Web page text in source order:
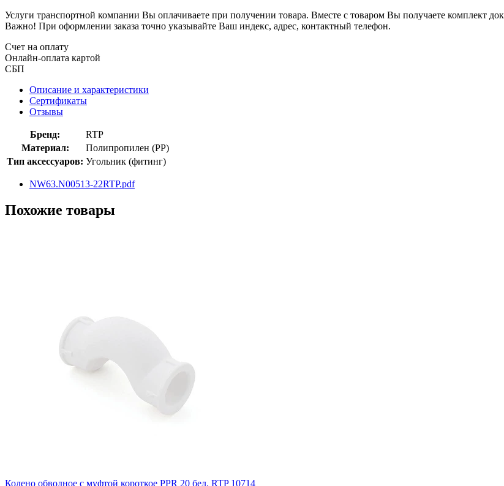
Услуги транспортной компании Вы оплачиваете при получении товара. Вместе с товаром Вы получаете комплект
Важно! При оформлении заказа точно указывайте Ваш индекс, адрес, контактный телефон.
Счет на оплату
Онлайн-оплата картой
СБП
Описание и характеристики
Сертификаты
Отзывы
Бренд:
RTP
Материал:
Полипропилен (PP)
Тип аксессуаров: Угольник (фитинг)
NW63.N00513-22RTP.pdf
Похожие товары
Колено обводное с муфтой короткое PPR 20 бел. RTP 10714